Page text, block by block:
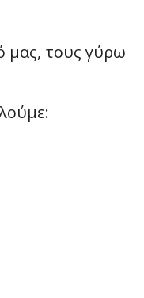
μας, τους γύρω